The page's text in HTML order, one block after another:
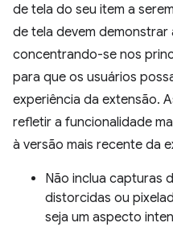
de tela do seu item a
de tela devem demonstrar
concentrando-se nos
para que os usuários
experiência da extensão.
refletir a funcionalidade
à versão mais recente da
Não inclua capturas
distorcidas ou
seja um aspecto